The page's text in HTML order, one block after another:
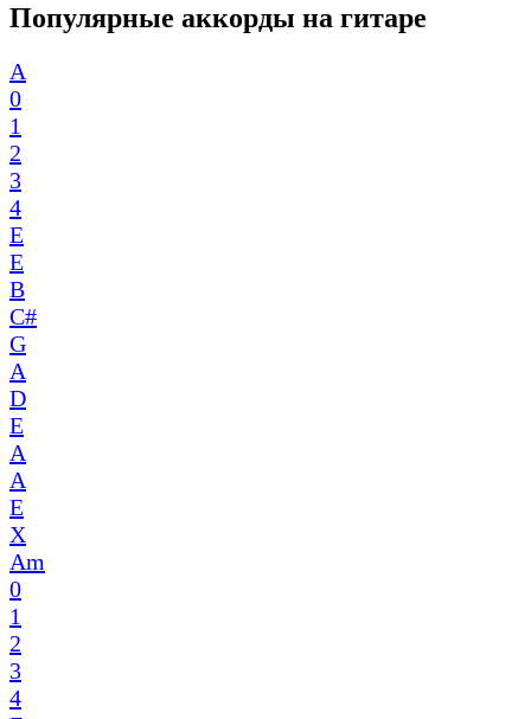
Популярные аккорды на гитаре
A
0
1
2
3
4
E
E
B
C#
G
A
D
E
A
A
E
X
Am
0
1
2
3
4